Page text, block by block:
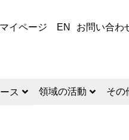
マイページ EN お問い合わ
ス 領域の活動 その